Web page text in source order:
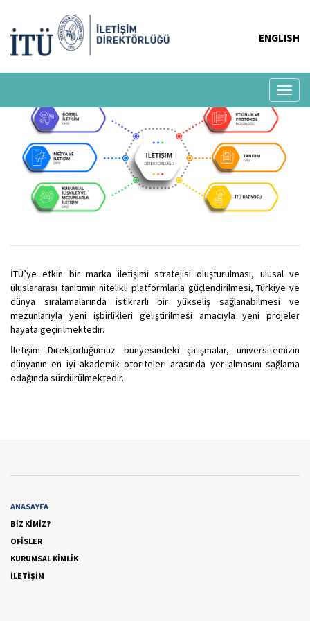
ENGLISH
İTÜ’ye etkin bir marka iletişimi stratejisi oluşturulması, ulusal ve
uluslararası tanıtımın nitelikli platformlarla güçlendirilmesi, Türkiye ve
dünya sıralamalarında istikrarlı bir yükseliş sağlanabilmesi ve
mezunlarıyla yeni işbirlikleri geliştirilmesi amacıyla yeni projeler
hayata geçirilmektedir.
İletişim Direktörlüğümüz bünyesindeki çalışmalar, üniversitemizin
dünyanın en iyi akademik otoriteleri arasında yer almasını sağlama
odağında sürdürülmektedir.
ANASAYFA
BİZ KİMİZ?
OFİSLER
KURUMSAL KİMLİK
İLETİŞİM